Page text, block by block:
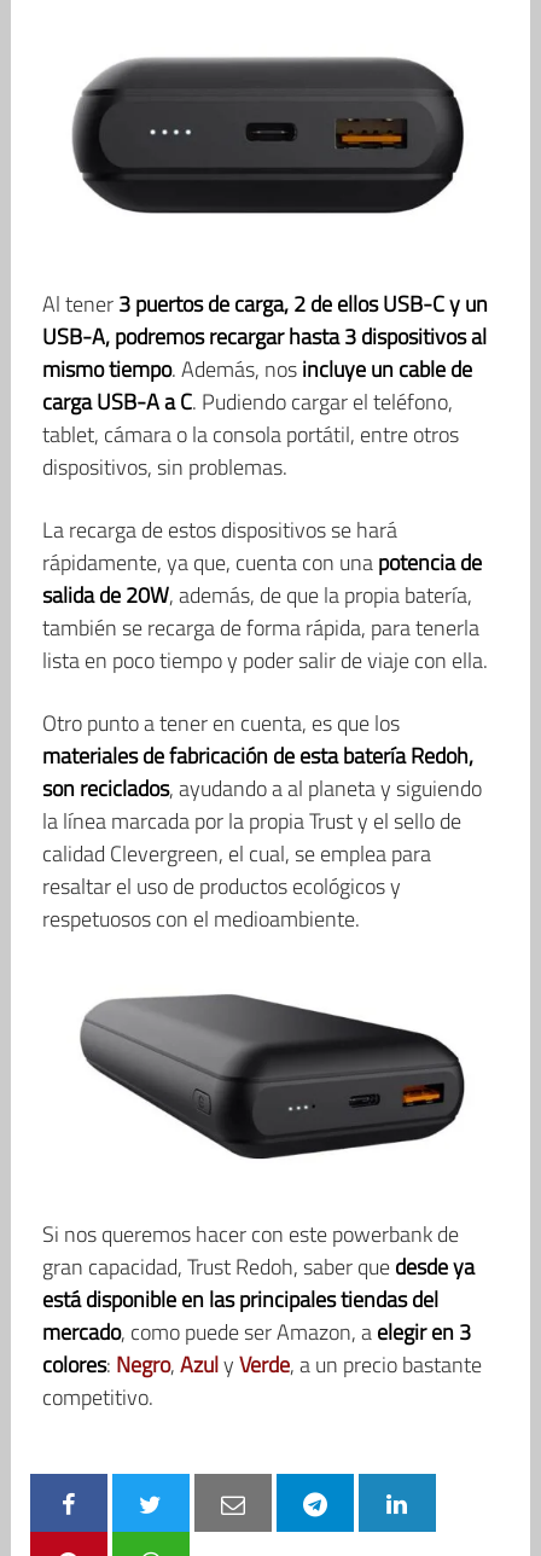
Al tener3 puertos de carga, 2 de ellos USB-C y un
USB-A, podremos recargar hasta 3 dispositivos al
mismo tiempo. Además, nosincluye un cable de
carga USB-A a C. Pudiendo cargar el teléfono,
tablet, cámara o la consola portátil, entre otros
dispositivos, sin problemas.
La recarga de estos dispositivos se hará
rápidamente, ya que, cuenta con unapotencia de
salida de 20W, además, de que la propia batería,
también se recarga de forma rápida, para tenerla
lista en poco tiempo y poder salir de viaje con ella.
Otro punto a tener en cuenta, es que los
materiales de fabricación de esta batería Redoh,
son reciclados, ayudando a al planeta y siguiendo
la línea marcada por la propia Trust y el sello de
calidad Clevergreen, el cual, se emplea para
resaltar el uso de productos ecológicos y
respetuosos con el medioambiente.
Si nos queremos hacer con este powerbank de
gran capacidad, Trust Redoh, saber quedesde ya
está disponible en las principales tiendas del
mercado, como puede ser Amazon, aelegir en 3
colores: Negro,AzulyVerde, a un precio bastante
competitivo.